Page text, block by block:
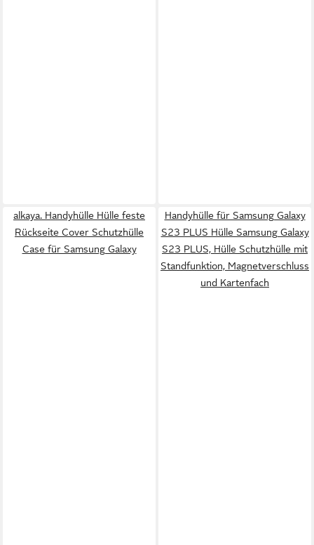
alkaya. Handyhülle Hülle feste
Rückseite Cover Schutzhülle
Case für Samsung Galaxy
Handyhülle für Samsung Galaxy
S23 PLUS Hülle Samsung Galaxy
S23 PLUS, Hülle Schutzhülle mit
Standfunktion, Magnetverschluss
und Kartenfach